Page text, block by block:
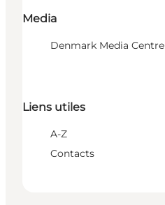
Media
Denmark Media Centre
Liens utiles
A-Z
Contacts